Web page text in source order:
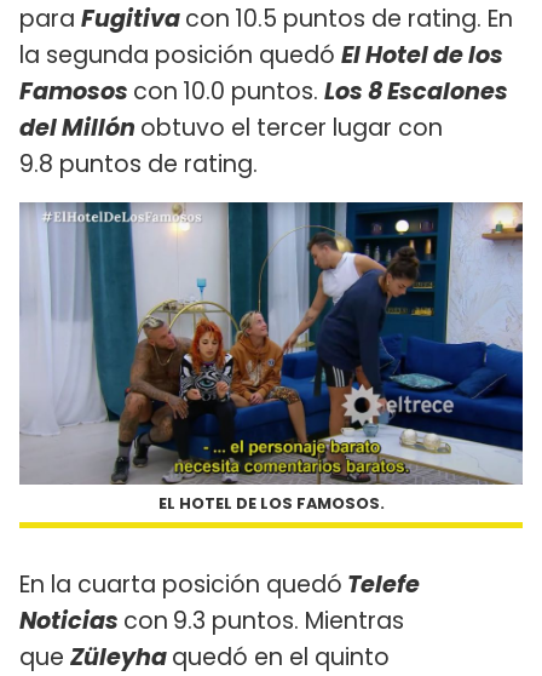
para Fugitivacon 10.5 puntos de rating. En
la segunda posición quedó El Hotel de los
Famosos con 10.0 puntos. Los 8 Escalones
del Millón obtuvo el tercer lugar con
9.8 puntos de rating.
EL HOTEL DE LOS FAMOSOS.
En la cuarta posición quedó Telefe
Noticias con 9.3 puntos. Mientras
que Züleyhaquedó en el quinto